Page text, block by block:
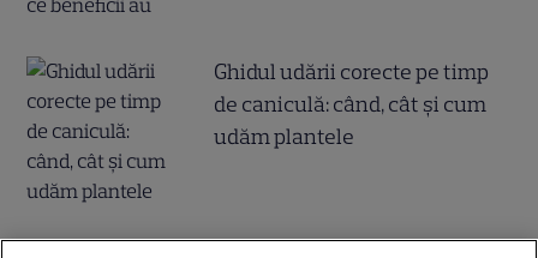
Ghidul udării corecte pe timp
de caniculă: când, cât şi cum
udăm plantele